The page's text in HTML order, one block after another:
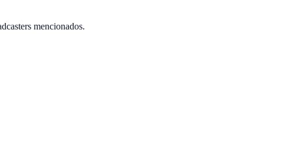
mencionados.